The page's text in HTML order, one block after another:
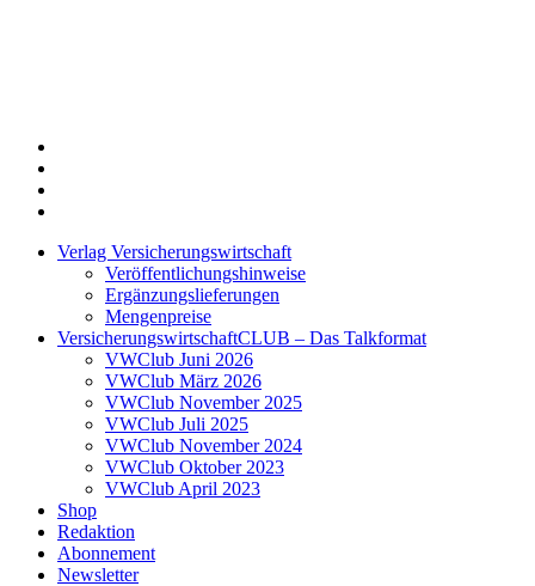
Verlag Versicherungswirtschaft
Veröffentlichungshinweise
Ergänzungslieferungen
Mengenpreise
VersicherungswirtschaftCLUB – Das Talkformat
VWClub Juni 2026
VWClub März 2026
VWClub November 2025
VWClub Juli 2025
VWClub November 2024
VWClub Oktober 2023
VWClub April 2023
Shop
Redaktion
Abonnement
Newsletter